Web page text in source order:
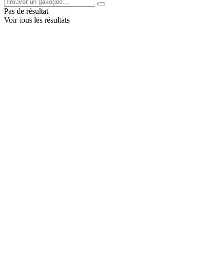
Pas de résultat
Voir tous les résultats